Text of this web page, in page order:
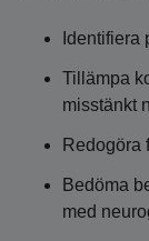
Identifiera
Tillämpa
misstänkt
Redogöra
Bedöma
med